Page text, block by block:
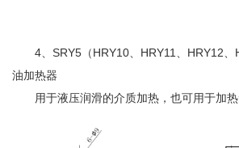
4、SRY5（HRY10、HRY11、HRY12
油加热器
用于液压润滑的介质加热，也可用于加热